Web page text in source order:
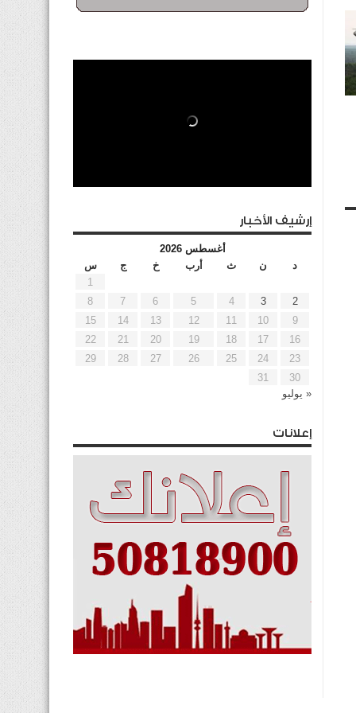
إرشيف الأخبار
أغسطس 2026
د
ن ث أرب خ ج
س
1
2
3
4
5
6
7
8
9
10
11
12
13
14
15
16
17
18
19
20
21
22
23
24
25
26
27
28
29
30
31
« يوليو
إعلانات